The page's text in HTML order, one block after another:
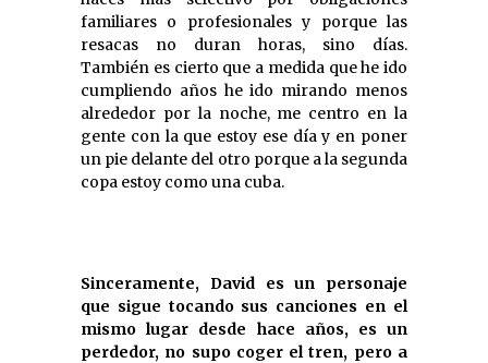
familiares o profesionales y porque las
resacas no duran horas, sino días.
También es cierto que a medida que he ido
cumpliendo años he ido mirando menos
alrededor por la noche, me centro en la
gente con la que estoy ese día y en poner
un pie delante del otro porque a la segunda
copa estoy como una cuba.
Sinceramente, David es un personaje
que sigue tocando sus canciones en el
mismo lugar desde hace años, es un
perdedor, no supo coger el tren, pero a